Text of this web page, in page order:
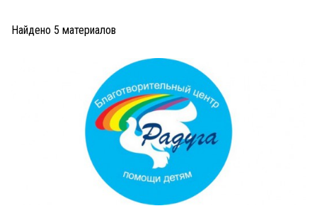
НОВОСТИ КОМПАНИЙ
Найдено 5 материалов